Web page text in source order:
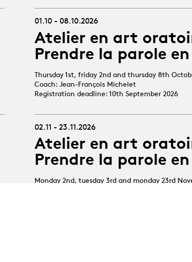
01.10 - 08.10.2026
Atelier en art
Prendre la parole
Thursday 1st, friday 2nd and thursday 8th
Coach: Jean-François Michelet
Registration deadline: 10th September 2026
02.11 - 23.11.2026
Atelier en art
Prendre la parole
Monday 2nd, tuesday 3rd and monday 23rd